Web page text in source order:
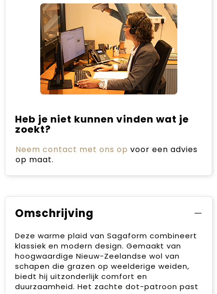
Heb je niet kunnen vinden wat je
zoekt?
Neem contact met ons op voor een advies
op maat.
Omschrijving
Deze warme plaid van Sagaform combineert
klassiek en modern design. Gemaakt van
hoogwaardige Nieuw-Zeelandse wol van
schapen die grazen op weelderige weiden,
biedt hij uitzonderlijk comfort en
duurzaamheid. Het zachte dot-patroon past